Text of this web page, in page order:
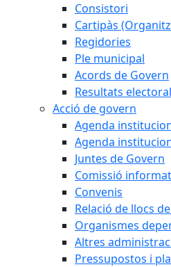
Consistori
Cartipàs
Regidories
Ple municipal
Acords de Govern
Resultats
Acció de govern
Agenda
Agenda
Juntes de Govern
Comissió
Convenis
Relació de llocs
Organismes
Altres
Pressupostos i